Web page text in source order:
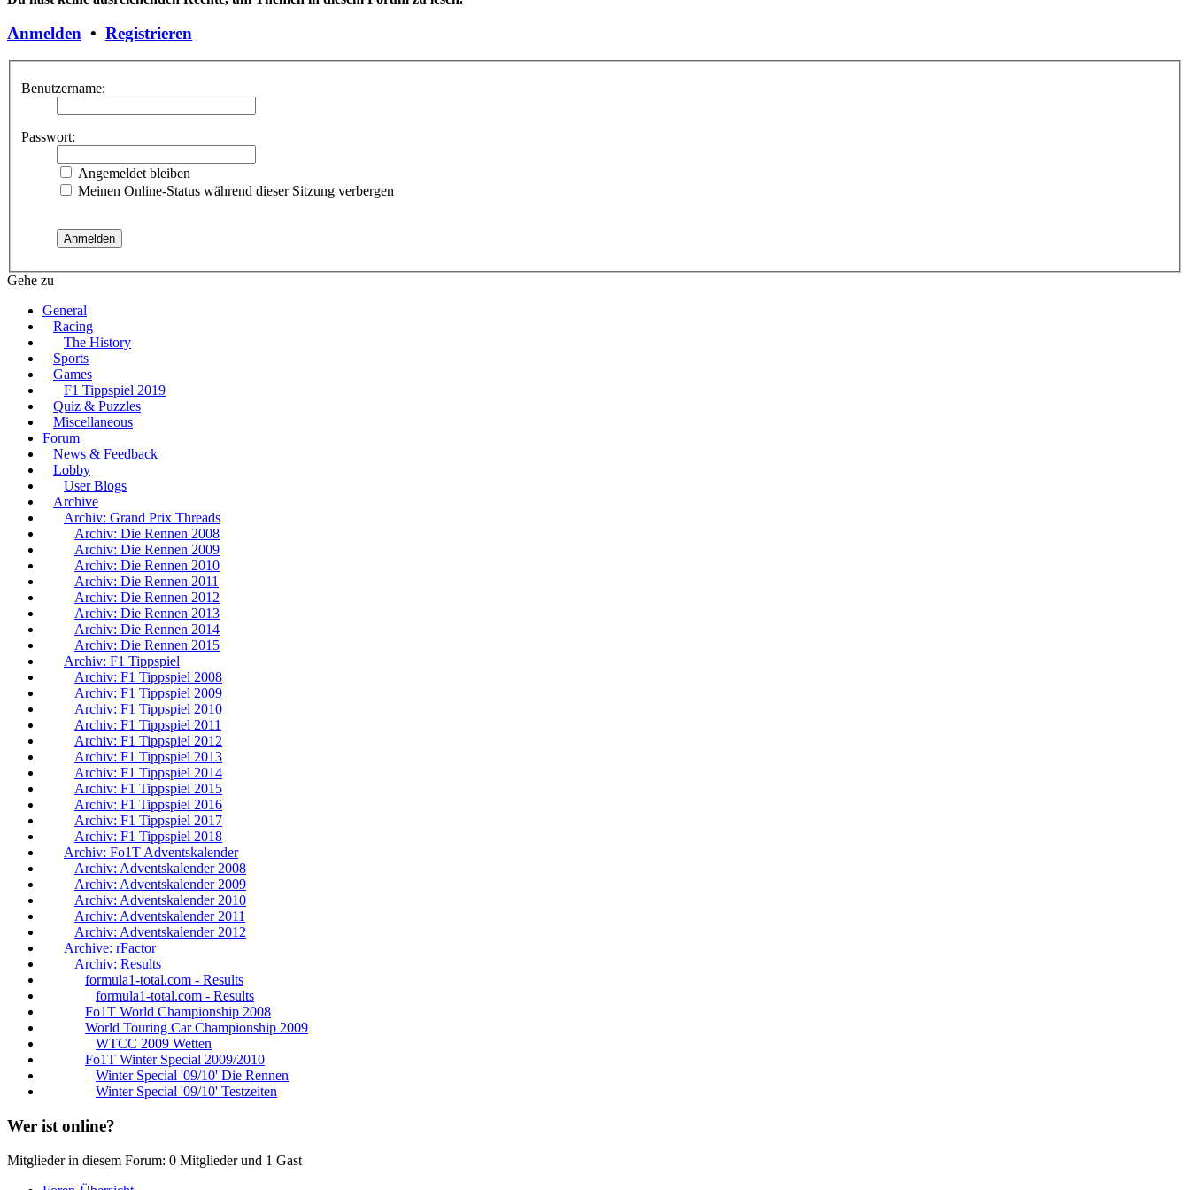
Anmelden • Registrieren
Benutzername:
Passwort:
Angemeldet bleiben
Meinen Online-Status während dieser Sitzung verbergen
Gehe zu
General
Racing
The History
Sports
Games
F1 Tippspiel 2019
Quiz & Puzzles
Miscellaneous
Forum
News & Feedback
Lobby
User Blogs
Archive
Archiv: Grand Prix Threads
Archiv: Die Rennen 2008
Archiv: Die Rennen 2009
Archiv: Die Rennen 2010
Archiv: Die Rennen 2011
Archiv: Die Rennen 2012
Archiv: Die Rennen 2013
Archiv: Die Rennen 2014
Archiv: Die Rennen 2015
Archiv: F1 Tippspiel
Archiv: F1 Tippspiel 2008
Archiv: F1 Tippspiel 2009
Archiv: F1 Tippspiel 2010
Archiv: F1 Tippspiel 2011
Archiv: F1 Tippspiel 2012
Archiv: F1 Tippspiel 2013
Archiv: F1 Tippspiel 2014
Archiv: F1 Tippspiel 2015
Archiv: F1 Tippspiel 2016
Archiv: F1 Tippspiel 2017
Archiv: F1 Tippspiel 2018
Archiv: Fo1T Adventskalender
Archiv: Adventskalender 2008
Archiv: Adventskalender 2009
Archiv: Adventskalender 2010
Archiv: Adventskalender 2011
Archiv: Adventskalender 2012
Archive: rFactor
Archiv: Results
formula1-total.com - Results
formula1-total.com - Results
Fo1T World Championship 2008
World Touring Car Championship 2009
WTCC 2009 Wetten
Fo1T Winter Special 2009/2010
Winter Special '09/10' Die Rennen
Winter Special '09/10' Testzeiten
Wer ist online?
Mitglieder in diesem Forum: 0 Mitglieder und 1 Gast